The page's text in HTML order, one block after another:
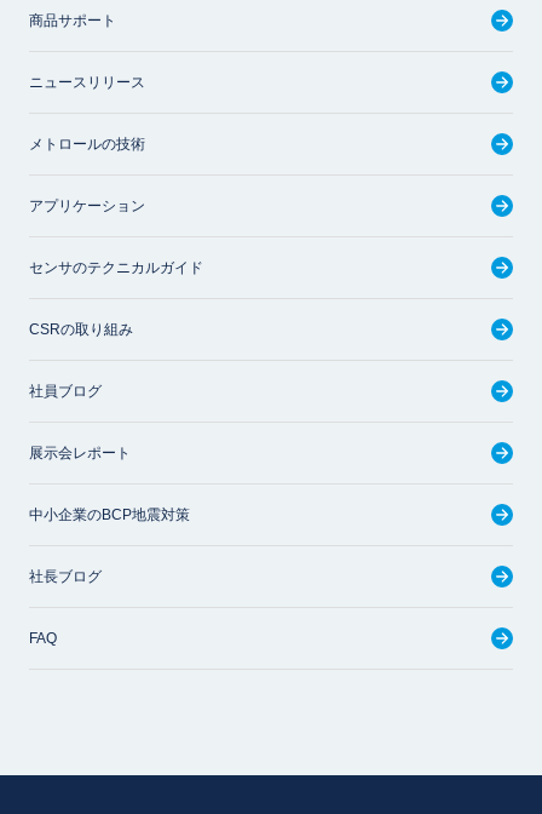
商品サポート
ニュースリリース
メトロールの技術
アプリケーション
センサのテクニカルガイド
CSRの取り組み
社員ブログ
展示会レポート
中小企業のBCP地震対策
社長ブログ
FAQ